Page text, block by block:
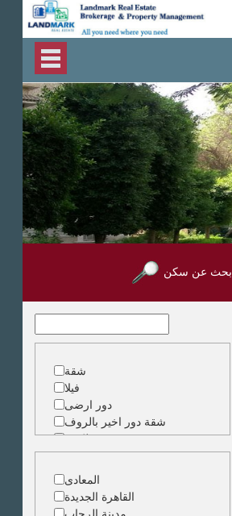
بحث عن سكن
شقة
فيلا
دور ارضى
شقة دور اخير بالروف
شقة دوبلكس
شقة حجرة واحدة
ارض
مبنى
المعادى
القاهرة الجديدة